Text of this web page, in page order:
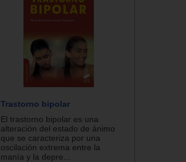
Trastorno bipolar
El trastorno bipolar es una
alteración del estado de ánimo
que se caracteriza por una
oscilación extrema entre la
manía y la depre...